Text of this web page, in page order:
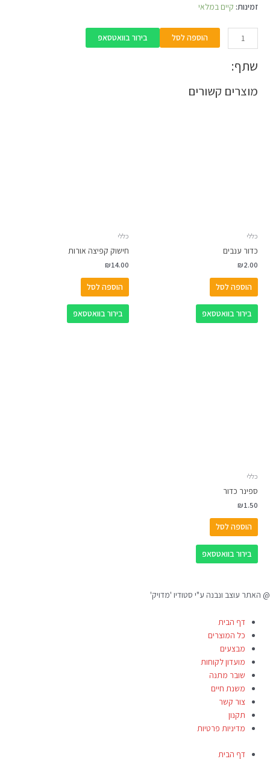
זמינות: קיים במלאי
הוספה לסל בירור בוואטסאפ
שתף:
מוצרים קשורים
כללי
כדור ענבים
₪2.00
הוספה לסל
בירור בוואטסאפ
כללי
חישוק קפיצה אורות
₪14.00
הוספה לסל
בירור בוואטסאפ
כללי
ספינר כדור
₪1.50
הוספה לסל
בירור בוואטסאפ
@ האתר עוצב ונבנה ע"י סטודיו 'מדויק'
דף הבית
כל המוצרים
מבצעים
מועדון לקוחות
שובר מתנה
משנת חיים
צור קשר
תקנון
מדיניות פרטיות
דף הבית